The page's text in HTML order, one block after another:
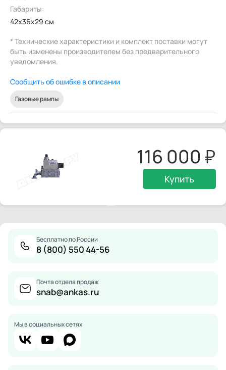
Габариты:
42x36x29 см
* Технические характеристики и комплект поставки могут
быть изменены производителем без предварительного
уведомления.
Сообщить об ошибке в описании
Газовые рампы
116 000
Купить
Бесплатно по России
8 (800) 550 44-56
Почта отдела продаж
snab@ankas.ru
Мы в социальных сетях